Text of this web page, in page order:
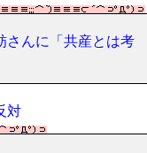
さんに「共産とは考
対